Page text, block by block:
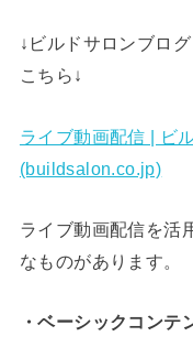
↓ビルドサロンブロ
こちら↓
ライブ動画配信 | ビ
(buildsalon.co.jp)
ライブ動画配信を活
なものがあります。
・ベーシックコンテ